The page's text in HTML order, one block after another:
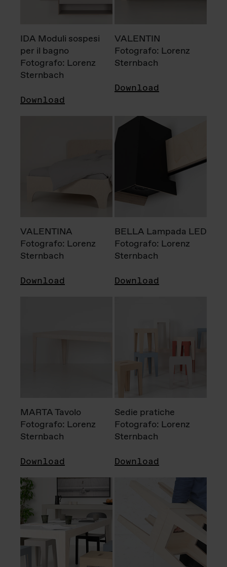
IDA Moduli sospesi
per il bagno
Fotografo: Lorenz
Sternbach
Download
VALENTIN
Fotografo: Lorenz
Sternbach
Download
VALENTINA
Fotografo: Lorenz
Sternbach
Download
BELLA Lampada LED
Fotografo: Lorenz
Sternbach
Download
MARTA Tavolo
Fotografo: Lorenz
Sternbach
Download
Sedie pratiche
Fotografo: Lorenz
Sternbach
Download